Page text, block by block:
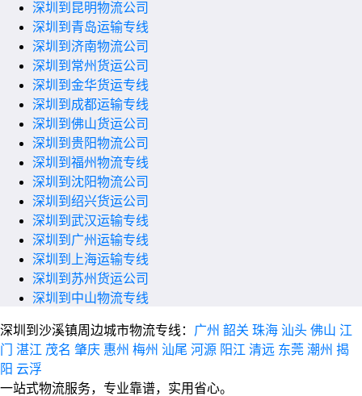
深圳到昆明物流公司
深圳到青岛运输专线
深圳到济南物流公司
深圳到常州货运公司
深圳到金华货运专线
深圳到成都运输专线
深圳到佛山货运公司
深圳到贵阳物流公司
深圳到福州物流专线
深圳到沈阳物流公司
深圳到绍兴货运公司
深圳到武汉运输专线
深圳到广州运输专线
深圳到上海运输专线
深圳到苏州货运公司
深圳到中山物流专线
深圳到沙溪镇周边城市物流专线： 广州 韶关 珠海 汕头 佛山 江
门
湛江 茂名 肇庆 惠州 梅州 汕尾 河源 阳江 清远 东莞 潮州 揭
阳 云浮
一站式物流服务，专业靠谱，实用省心。